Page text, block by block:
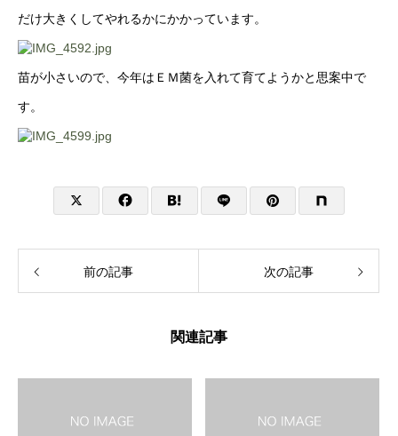
だけ大きくしてやれるかにかかっています。
苗が小さいので、今年はＥＭ菌を入れて育てようかと思案中で
す。
前の記事 次の記事
関連記事